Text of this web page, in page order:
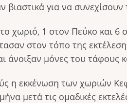
βιαστικά για να
χωριό, 1 στον Πεύκο και 6
στον τόπο της
άνοιξαν μόνες του τάφους
η εκκένωση των χωριών
μετά τις ομαδικές